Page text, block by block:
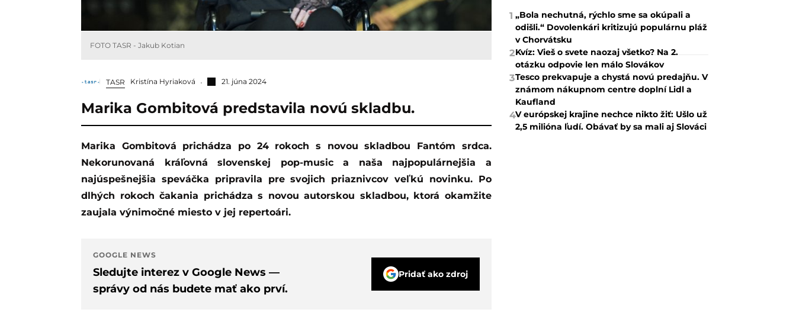
FOTO TASR - Jakub Kotian
TASR Kristína Hyriaková 21. júna 2024
Marika Gombitová predstavila novú skladbu.
Marika Gombitová prichádza po 24 rokoch s novou skladbou Fantóm srdca.
Nekorunovaná kráľovná slovenskej pop-music a naša najpopulárnejšia a
najúspešnejšia speváčka pripravila pre svojich priaznivcov veľkú novinku. Po
dlhých rokoch čakania prichádza s novou autorskou skladbou, ktorá okamžite
zaujala výnimočné miesto v jej repertoári.
GOOGLE NEWS
Sledujte interez v Google News —
správy od nás budete mať ako prví.
Pridať ako zdroj
1 „Bola nechutná, rýchlo sme sa okúpali a
odišli.“ Dovolenkári kritizujú populárnu pláž
v Chorvátsku
2Kvíz: Vieš o svete naozaj všetko? Na 2.
otázku odpovie len málo Slovákov
3Tesco prekvapuje a chystá novú predajňu. V
známom nákupnom centre doplní Lidl a
Kaufland
4V európskej krajine nechce nikto žiť: Ušlo už
2,5 milióna ľudí. Obávať by sa mali aj Slováci